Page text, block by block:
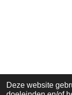
Deze website